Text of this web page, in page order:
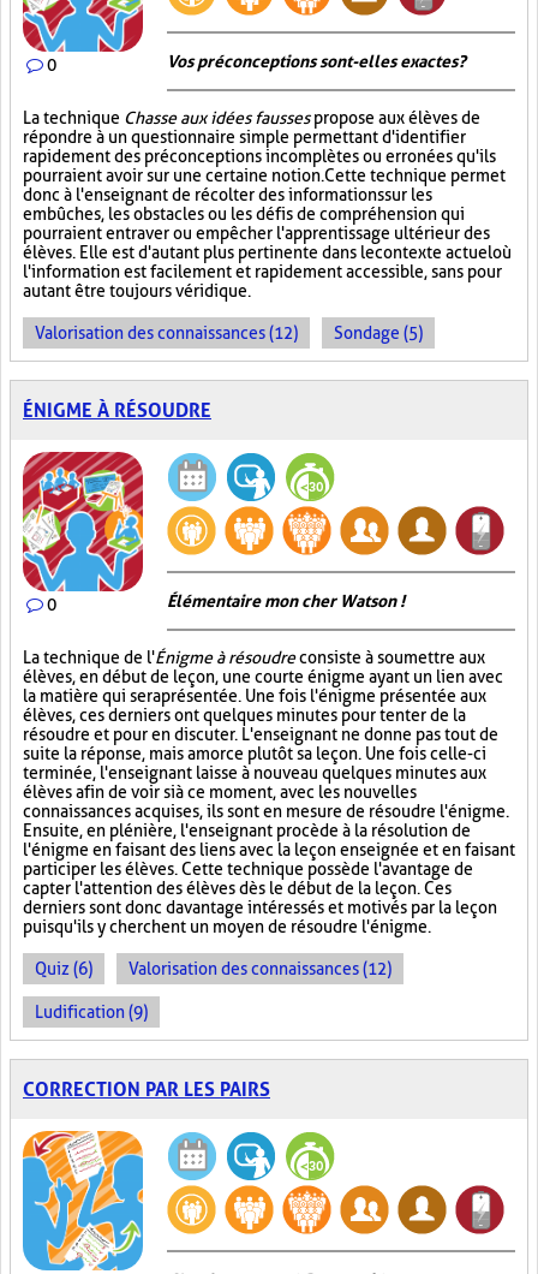
0 Vos préconceptions sont-elles exactes ?
La technique Chasse aux idées faussespropose aux élèves de
répondre à un questionnaire simple permettant d'identifier
rapidement des préconceptions incomplètes ou erronées qu'ils
pourraient avoir sur une certaine notion. Cette technique permet
donc à l'enseignant de récolter des informations sur les
embûches, les obstacles ou les défis de compréhension qui
pourraient entraver ou empêcher l'apprentissage ultérieur des
élèves. Elle est d'autant plus pertinente dans le contexte actuel où
l'information est facilement et rapidement accessible, sans pour
autant être toujours véridique.
Valorisation des connaissances (12) Sondage (5)
ÉNIGME À RÉSOUDRE
0 Élémentaire mon cher Watson !
La technique de l'Énigme à résoudreconsiste à soumettre aux
élèves, en début de leçon, une courte énigme ayant un lien avec
la matière qui sera présentée. Une fois l'énigme présentée aux
élèves, ces derniers ont quelques minutes pour tenter de la
résoudre et pour en discuter. L'enseignant ne donne pas tout de
suite la réponse, mais amorce plutôt sa leçon. Une fois celle-ci
terminée, l'enseignant laisse à nouveau quelques minutes aux
élèves afin de voir si à ce moment, avec les nouvelles
connaissances acquises, ils sont en mesure de résoudre l'énigme.
Ensuite, en plénière, l'enseignant procède à la résolution de
l'énigme en faisant des liens avec la leçon enseignée et en faisant
participer les élèves. Cette technique possède l'avantage de
capter l'attention des élèves dès le début de la leçon. Ces
derniers sont donc davantage intéressés et motivés par la leçon
puisqu'ils y cherchent un moyen de résoudre l'énigme.
Quiz (6) Valorisation des connaissances (12)
Ludification (9)
CORRECTION PAR LES PAIRS